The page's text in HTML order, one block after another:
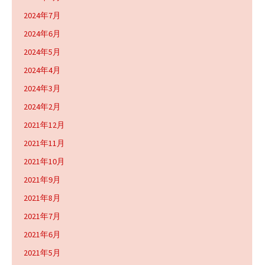
2024年7月
2024年6月
2024年5月
2024年4月
2024年3月
2024年2月
2021年12月
2021年11月
2021年10月
2021年9月
2021年8月
2021年7月
2021年6月
2021年5月